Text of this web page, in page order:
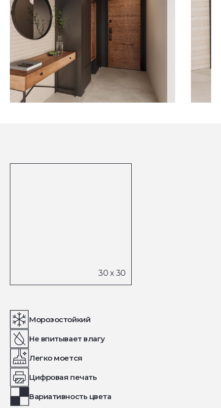
Посмотреть все проекты
Морозостойкий
Не впитывает влагу
Легко моется
Цифровая печать
Вариативность цвета